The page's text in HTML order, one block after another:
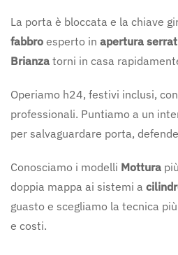
La porta è bloccata e la chiave
fabbro esperto in apertura
Brianza torni in casa
Operiamo h24, festivi inclusi,
professionali. Puntiamo a un
per salvaguardare porta,
Conosciamo i modelli Mottura
doppia mappa ai sistemi a
guasto e scegliamo la tecnica
e costi.